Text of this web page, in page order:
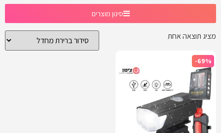
סינון מוצרים
מציג תוצאה אחת
-69%